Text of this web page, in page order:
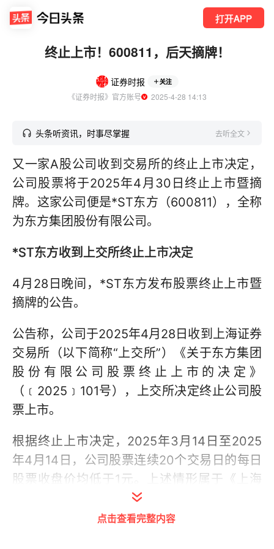
打开APP
终止上市！600811，后天摘牌！
证券时报 关注
《证券时报》官方账号
  2025-4-28 14:13
头条听资讯，时事尽掌握 去听全文
又一家A股公司收到交易所的终止上市决定，
公司股票将于2025年4月30日终止上市暨摘
牌。这家公司便是*ST东方（600811），全称
为东方集团股份有限公司。
*ST东方收到上交所终止上市决定
4月28日晚间，*ST东方发布股票终止上市暨
摘牌的公告。
公告称，公司于2025年4月28日收到上海证券
交易所（以下简称“上交所”）《关于东方集团
股份有限公司股票终止上市的决定》
（﹝2025﹞101号），上交所决定终止公司股
票上市。
根据终止上市决定，2025年3月14日至2025
年4月14日，公司股票连续20个交易日的每日
股票收盘价均低于1元。上述情形属于《上海
证券交易所股票上市规则（2024年4月修
订）》（简称《股票上市规则》）第9.2.1条第
点击查看完整内容